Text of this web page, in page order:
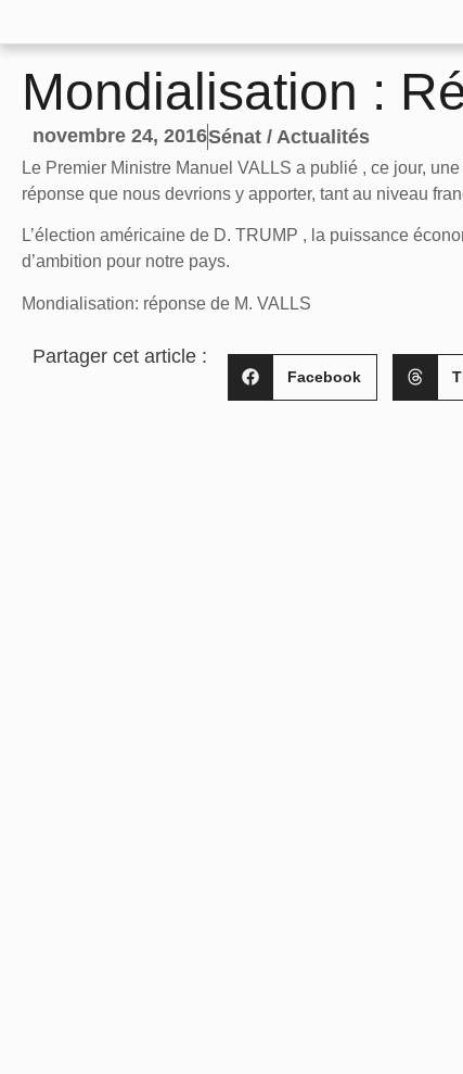
Mondialisation :
novembre 24, 2016Sénat / Actualités
Le Premier Ministre Manuel VALLS a publié , ce jour,
réponse que nous devrions y apporter, tant au niveau
L’élection américaine de D. TRUMP , la puissance
d’ambition pour notre pays.
Mondialisation: réponse de M. VALLS
Partager cet article :
Facebook